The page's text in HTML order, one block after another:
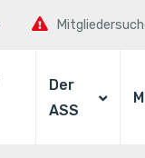
Der
ASS